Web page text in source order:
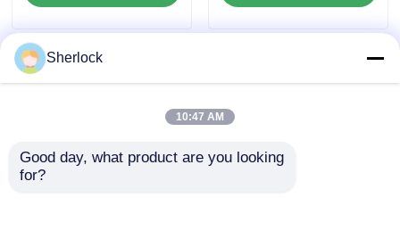
Hazardous Areas
Sherlock
10:47 AM
Good day, what product are you looking
for?